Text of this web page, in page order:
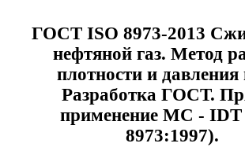
ГОСТ ISO 8973-2013
нефтяной газ. Метод
плотности и давления
Разработка ГОСТ.
применение МС - IDT
8973:1997).